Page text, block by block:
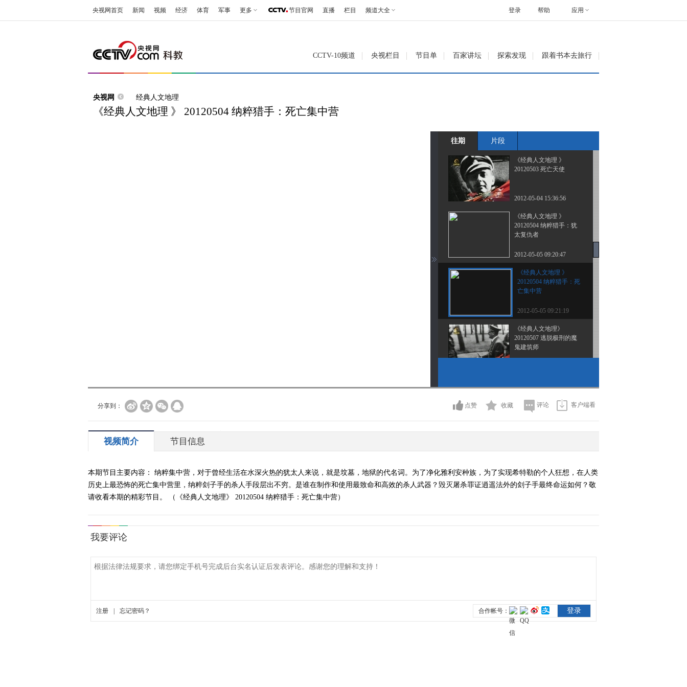
央视网首页 新闻 视频 经济 体育 军事 更多 节目官网 直播 栏目 频道大全 帮助 应用
登录
CCTV-10频道 央视栏目 节目单 百家讲坛 探索发现 跟着书本去旅行
央视网 经典人文地理
《经典人文地理 》 20120504 纳粹猎手：死亡集中营
往期 片段
20120502 逃脱极刑的魔
《经典人文地理 》
20120503 死亡天使
2012-05-04 15:36:56
《经典人文地理 》
20120504 纳粹猎手：犹
太复仇者
2012-05-05 09:20:47
《经典人文地理 》
20120504 纳粹猎手：死
亡集中营
2012-05-05 09:21:19
《经典人文地理》
20120507 逃脱极刑的魔
鬼建筑师
杀海德里希
2012-05-09 07:49:45
20120509 犹太复仇者
2012-05-10 08:56:50
屠夫
《经典人文地理》
20120516 纳粹猎手 首席
分享到： 点赞 收藏 评论 客户端看
视频简介 节目信息
本期节目主要内容： 纳粹集中营，对于曾经生活在水深火热的犹太人来说，就是坟墓，地狱的代名词。为了净化雅利安种族，为了实现希特勒的个人狂想，在人类
历史上最恐怖的死亡集中营里，纳粹刽子手的杀人手段层出不穷。是谁在制作和使用最致命和高效的杀人武器？毁灭屠杀罪证逍遥法外的刽子手最终命运如何？敬
请收看本期的精彩节目。 （《经典人文地理》 20120504 纳粹猎手：死亡集中营）